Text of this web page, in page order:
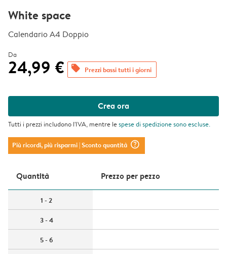
White space
Calendario A4 Doppio
Da
24,99 € offers Prezzi bassi tutti i giorni
Crea ora
Tutti i prezzi includono l'IVA, mentre lespese di spedizionesono escluse.
Più ricordi, più risparmi| Sconto quantità question_mark_circle
Quantità Prezzo per pezzo
1 - 2
3 - 4
5 - 6